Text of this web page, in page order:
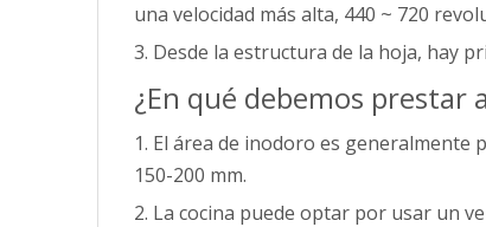
una velocidad más alta, 440 ~ 720
3. Desde la estructura de la hoja, hay
¿En qué debemos prestar
1. El área de inodoro es
150-200 mm.
2. La cocina puede optar por usar un